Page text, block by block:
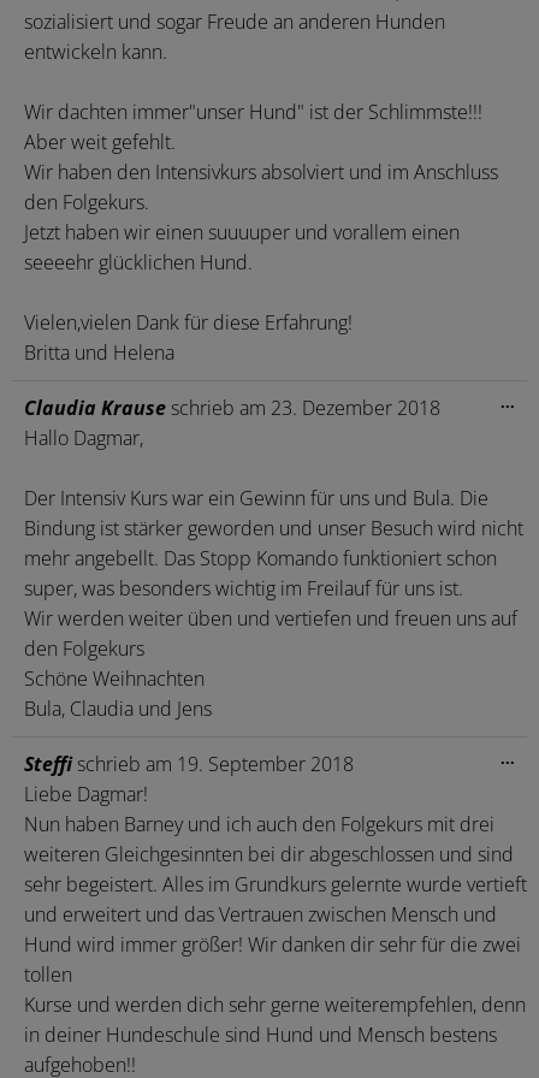
sozialisiert und sogar Freude an anderen Hunden
entwickeln kann.
Wir dachten immer"unser Hund" ist der Schlimmste!!!
Aber weit gefehlt.
Wir haben den Intensivkurs absolviert und im Anschluss
den Folgekurs.
Jetzt haben wir einen suuuuper und vorallem einen
seeeehr glücklichen Hund.
Vielen,vielen Dank für diese Erfahrung!
Britta und Helena
Claudia Krause schrieb am 23. Dezember 2018
Hallo Dagmar,
Der Intensiv Kurs war ein Gewinn für uns und Bula. Die
Bindung ist stärker geworden und unser Besuch wird nicht
mehr angebellt. Das Stopp Komando funktioniert schon
super, was besonders wichtig im Freilauf für uns ist.
Wir werden weiter üben und vertiefen und freuen uns auf
den Folgekurs
Schöne Weihnachten
Bula, Claudia und Jens
...
Steffi schrieb am 19. September 2018
Liebe Dagmar!
Nun haben Barney und ich auch den Folgekurs mit drei
weiteren Gleichgesinnten bei dir abgeschlossen und sind
sehr begeistert. Alles im Grundkurs gelernte wurde vertieft
und erweitert und das Vertrauen zwischen Mensch und
Hund wird immer größer! Wir danken dir sehr für die zwei
tollen
Kurse und werden dich sehr gerne weiterempfehlen, denn
in deiner Hundeschule sind Hund und Mensch bestens
aufgehoben!!
...